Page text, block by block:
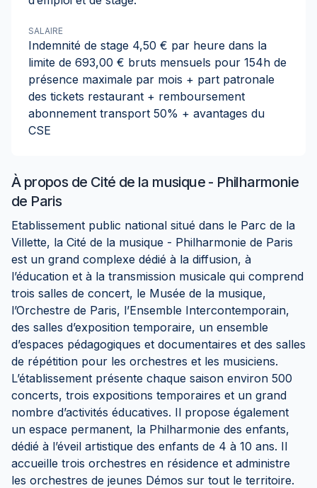
À propos de Cité de la musique - Philharmonie
de Paris
Etablissement public national situé dans le Parc de la
Villette, la Cité de la musique - Philharmonie de Paris
est un grand complexe dédié à la diffusion, à
l’éducation et à la transmission musicale qui comprend
trois salles de concert, le Musée de la musique,
l’Orchestre de Paris, l’Ensemble Intercontemporain,
des salles d’exposition temporaire, un ensemble
d’espaces pédagogiques et documentaires et des salles
de répétition pour les orchestres et les musiciens.
L’établissement présente chaque saison environ 500
concerts, trois expositions temporaires et un grand
nombre d’activités éducatives. Il propose également
un espace permanent, la Philharmonie des enfants,
dédié à l’éveil artistique des enfants de 4 à 10 ans. Il
accueille trois orchestres en résidence et administre
les orchestres de jeunes Démos sur tout le territoire.
SALAIRE
Indemnité de stage 4,50 € par heure dans la
limite de 693,00 € bruts mensuels pour 154h de
présence maximale par mois + part patronale
des tickets restaurant + remboursement
abonnement transport 50% + avantages du
CSE